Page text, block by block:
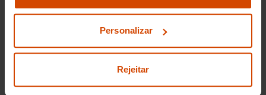
definições e saber mais na nossa
Personalizar
Rejeitar
Gasolina
Automática
meses
Entrada inicial 3.000,00 €
Porto